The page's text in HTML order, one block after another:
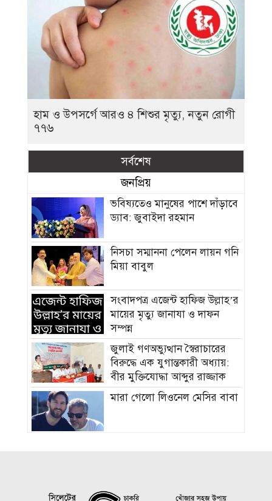
হাম ও উপসর্গে আরও ৪ শিশুর মৃত্যু, নতুন রোগী
৭৭৬
সর্বশেষ
জনপ্রিয়
ভবিষ্যতেও মানুষের পাশে দাঁড়াবে
ড্যাব: জুবাইদা রহমান
নিসচা সম্মাননা পেলেন লায়ন গনি
মিয়া বাবুল
সংবাদপত্র এজেন্ট হাফিজ উল্লাহ’র
মায়ের মৃত্যু জানাযা ও দাফন
সম্পন্ন
জুলাই গণঅভ্যুত্থান স্বৈরাচারের
বিরুদ্ধে এক যুগান্তকারী অধ্যায়:
বীর মুক্তিযোদ্ধা আব্দুর রাজ্জাক
মারা গেলো লিওনেল মেসির বাবা
মাহবুবুল হক চৌধুরী